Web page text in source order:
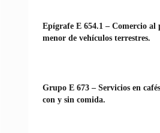
Epígrafe E 654.1 – Comercio al
menor de vehículos terrestres.
Grupo E 673 – Servicios en
con y sin comida.